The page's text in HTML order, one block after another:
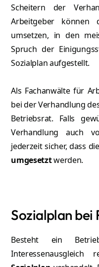
Scheitern der
Arbeitgeber können
umsetzen, in den
Spruch der
Sozialplan aufgestellt.
Als Fachanwälte für
bei der Verhandlung
Betriebsrat. Falls
Verhandlung auch
jederzeit sicher, dass die
umgesetztwerden.
Sozialplan bei
Besteht ein
Interessenausgleich